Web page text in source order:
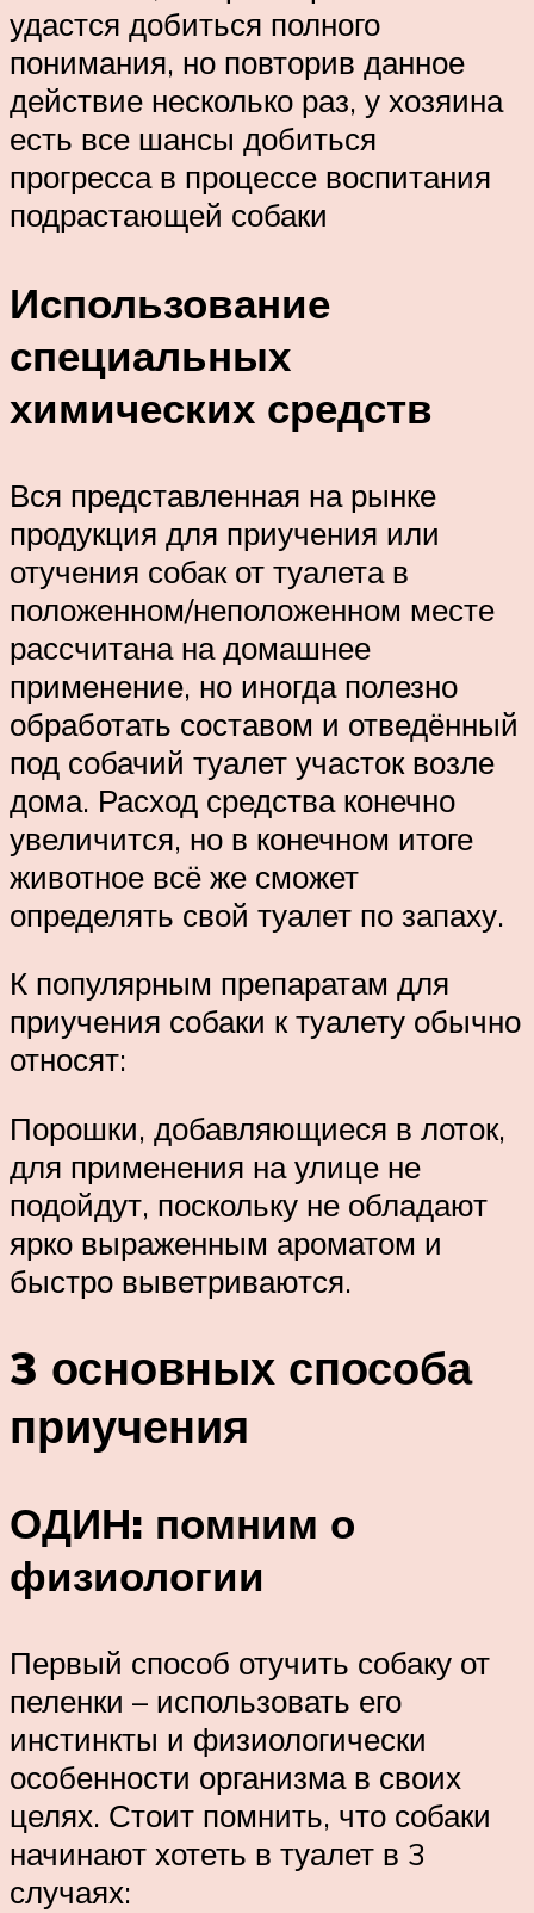
удастся добиться полного
понимания, но повторив данное
действие несколько раз, у хозяина
есть все шансы добиться
прогресса в процессе воспитания
подрастающей собаки
Использование
специальных
химических средств
Вся представленная на рынке
продукция для приучения или
отучения собак от туалета в
положенном/неположенном месте
рассчитана на домашнее
применение, но иногда полезно
обработать составом и отведённый
под собачий туалет участок возле
дома. Расход средства конечно
увеличится, но в конечном итоге
животное всё же сможет
определять свой туалет по запаху.
К популярным препаратам для
приучения собаки к туалету обычно
относят:
Порошки, добавляющиеся в лоток,
для применения на улице не
подойдут, поскольку не обладают
ярко выраженным ароматом и
быстро выветриваются.
3 основных способа
приучения
ОДИН: помним о
физиологии
Первый способ отучить собаку от
пеленки – использовать его
инстинкты и физиологически
особенности организма в своих
целях. Стоит помнить, что собаки
начинают хотеть в туалет в 3
случаях: